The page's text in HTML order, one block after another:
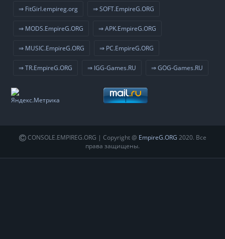
⇒ FitGirl.empireg.org ⇒ SOFT.EmpireG.ORG
⇒ MODS.EmpireG.ORG ⇒ APK.EmpireG.ORG
⇒ MUSIC.EmpireG.ORG ⇒ PC.EmpireG.ORG
⇒ TR.EmpireG.ORG ⇒ IGG-Games.RU ⇒ GOG-Games.RU
CONSOLE.EMPIREG.ORG | Copyright @ EmpireG.ORG 2020. Все
права защищены.